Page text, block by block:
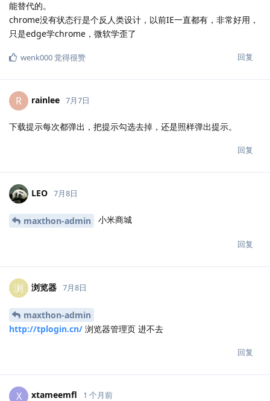
能替代的。
chrome没有状态行是个反人类设计，以前IE一直都有，非常好用，
只是edge学chrome，微软学歪了
回复
wenk000觉得很赞
R rainlee 7月7日
下载提示每次都弹出，把提示勾选去掉，还是照样弹出提示。
回复
LEO 7月8日
maxthon-admin 小米商城
回复
浏 浏览器 7月8日
maxthon-admin
http://tplogin.cn/ 浏览器管理页 进不去
回复
X xtameemfl 1 个月前